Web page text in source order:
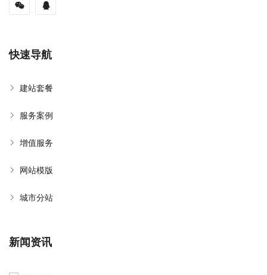
快速导航
建站套餐
服务案例
增值服务
网站模版
城市分站
新闻资讯